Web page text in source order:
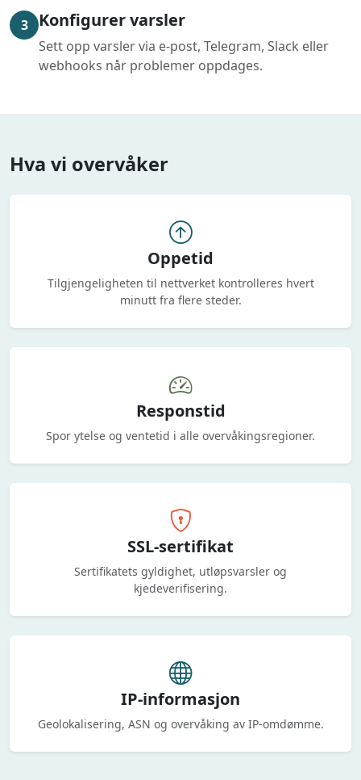
3 Konfigurer varsler
Sett opp varsler via e-post, Telegram, Slack eller
webhooks når problemer oppdages.
Hva vi overvåker
Oppetid
Tilgjengeligheten til nettverket kontrolleres hvert
minutt fra flere steder.
Responstid
Spor ytelse og ventetid i alle overvåkingsregioner.
SSL-sertifikat
Sertifikatets gyldighet, utløpsvarsler og
kjedeverifisering.
IP-informasjon
Geolokalisering, ASN og overvåking av IP-omdømme.